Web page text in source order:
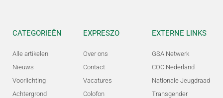
CATEGORIEËN
Alle artikelen
Nieuws
Voorlichting
Achtergrond
EXPRESZO
Over ons
Contact
Vacatures
Colofon
EXTERNE LINKS
GSA Netwerk
COC Nederland
Nationale Jeugdraad
Transgender